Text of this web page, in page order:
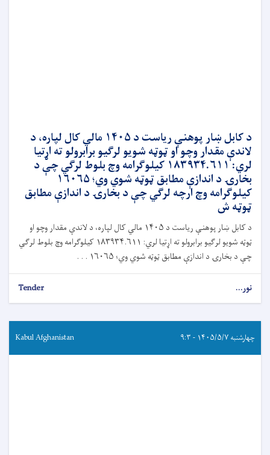
د کابل ښار پوهنې ریاست د ۱۴۰۵ مالي کال لپاره، د
لاندې مقدار وچو او ټوټه شویو لرګیو برابرولو ته اړتیا
لري: ۱۸۳۹۳۴.۶۱۱ کیلوګرامه وچ بلوط لرګي چې د
بخارۍ د اندازې مطابق ټوټه شوي وي؛ ۱۶۰۶۵
کیلوګرامه وچ ارچه لرګي چې د بخارۍ د اندازې مطابق
ټوټه ش
د کابل ښار پوهنې ریاست د ۱۴۰۵ مالي کال لپاره، د لاندې مقدار وچو او
ټوټه شویو لرګیو برابرولو ته اړتیا لري: ۱۸۳۹۳۴.۶۱۱ کیلوګرامه وچ بلوط لرګي
چې د بخارۍ د اندازې مطابق ټوټه شوي وي؛ ۱۶۰۶۵ . . .
نور... Tender
چهارشنبه ۱۴۰۵/۵/۷ - ۹:۳ Kabul Afghanistan